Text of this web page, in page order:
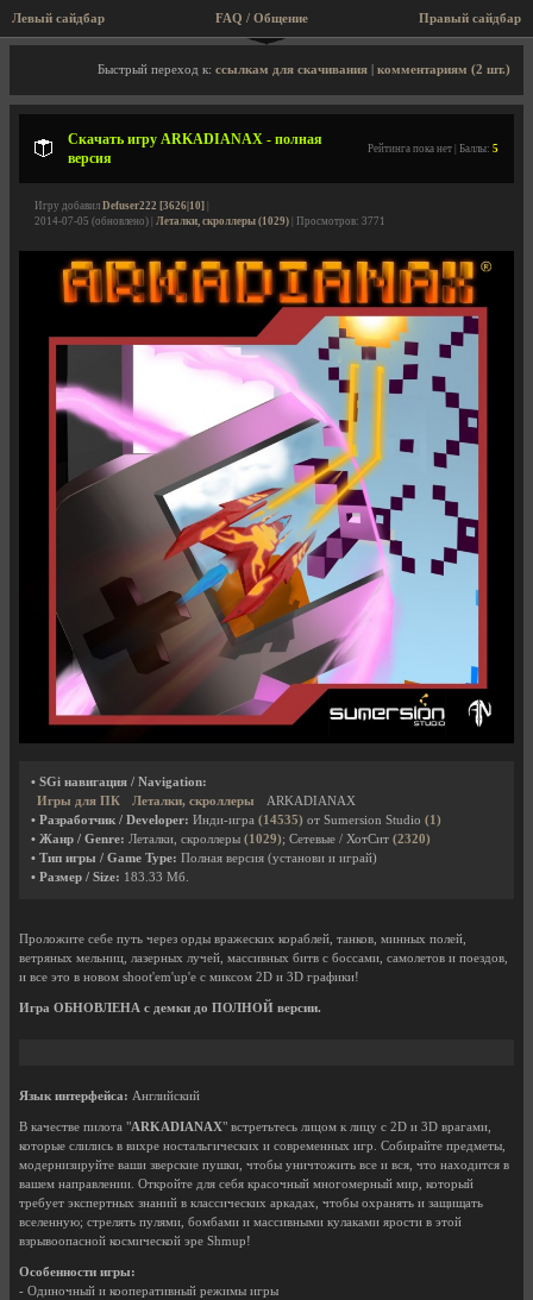
Левый сайдбар Правый сайдбар
FAQ / Общение
Описание игры, скриншоты, видео
Быстрый переход к: ссылкам для скачивания комментариям (2 шт.)
Скачать игру ARKADIANAX - полная
версия
Рейтинга пока нет | Баллы: 5
Игру добавил Defuser222 [3626|10]
2014-07-05 (обновлено) | Леталки, скроллеры (1029) | Просмотров: 3771
• SGi навигация / Navigation:
Игры для ПК
Леталки, скроллеры
ARKADIANAX
• Разработчик / Developer: Инди-игра (14535) от Sumersion Studio (1)
• Жанр / Genre: Леталки, скроллеры (1029); Сетевые / ХотСит (2320)
• Тип игры / Game Type: Полная версия (установи и играй)
• Размер / Size: 183.33 Мб.
Проложите себе путь через орды вражеских кораблей, танков, минных полей,
ветряных мельниц, лазерных лучей, массивных битв с боссами, самолетов и поездов,
и все это в новом shoot'em'up'е с миксом 2D и 3D графики!
Игра ОБНОВЛЕНА с демки до ПОЛНОЙ версии.
Язык интерфейса: Английский
В качестве пилота "ARKADIANAX" встретьтесь лицом к лицу с 2D и 3D врагами,
которые слились в вихре ностальгических и современных игр. Собирайте предметы,
модернизируйте ваши зверские пушки, чтобы уничтожить все и вся, что находится в
вашем направлении. Откройте для себя красочный многомерный мир, который
требует экспертных знаний в классических аркадах, чтобы охранять и защищать
вселенную; стрелять пулями, бомбами и массивными кулаками ярости в этой
взрывоопасной космической эре Shmup!
Особенности игры:
- Одиночный и кооперативный режимы игры